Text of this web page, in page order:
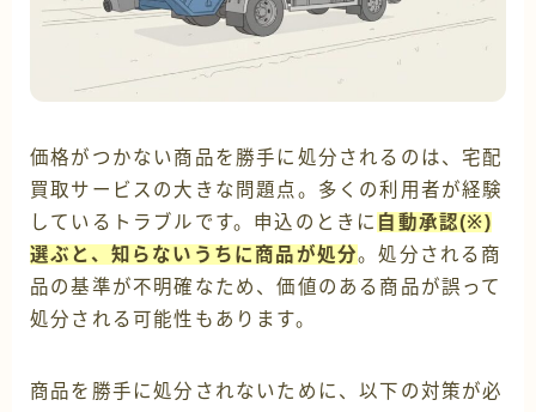
価格がつかない商品を勝手に処分されるのは、宅配
買取サービスの大きな問題点。多くの利用者が経験
しているトラブルです。申込のときに 自動承認(※)
選ぶと、知らないうちに商品が処分。処分される商
品の基準が不明確なため、価値のある商品が誤って
処分される可能性もあります。
商品を勝手に処分されないために、以下の対策が必